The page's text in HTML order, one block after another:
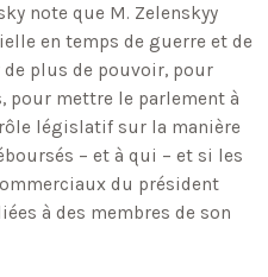
note que M. Zelenskyy
en temps de guerre et de
plus de pouvoir, pour
pour mettre le parlement à
législatif sur la manière
– et à qui – et si les
du président
à des membres de son